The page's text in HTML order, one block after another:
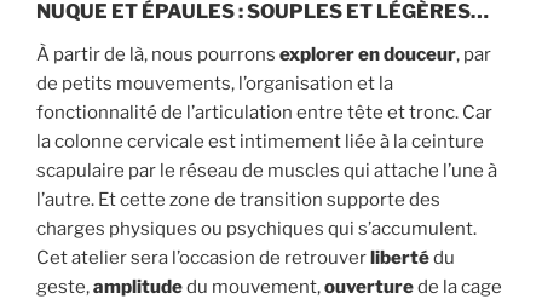
NUQUE ET ÉPAULES : SOUPLES ET LÉGÈRES…
À partir de là, nous pourrons explorer en douceur, par
de petits mouvements, l’organisation et la
fonctionnalité de l’articulation entre tête et tronc. Car
la colonne cervicale est intimement liée à la ceinture
scapulaire par le réseau de muscles qui attache l’une à
l’autre. Et cette zone de transition supporte des
charges physiques ou psychiques qui s’accumulent.
Cet atelier sera l’occasion de retrouverlibertédu
geste,amplitudedu mouvement,ouverturede la cage